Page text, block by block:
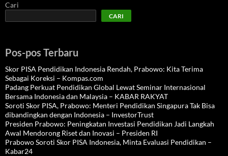
Cari
CARI
Pos-pos Terbaru
Skor PISA Pendidikan Indonesia Rendah, Prabowo: Kita Terima
Sebagai Koreksi – Kompas.com
Padang Perkuat Pendidikan Global Lewat Seminar Internasional
Bersama Indonesia dan Malaysia – KABAR RAKYAT
Soroti Skor PISA, Prabowo: Menteri Pendidikan Singapura Tak Bisa
dibandingkan dengan Indonesia – InvestorTrust
Presiden Prabowo: Peningkatan Investasi Pendidikan Jadi Langkah
Awal Mendorong Riset dan Inovasi – Presiden RI
Prabowo Soroti Skor PISA Indonesia, Minta Evaluasi Pendidikan –
Kabar24